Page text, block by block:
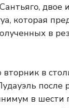
которая
в
в
после
в шести